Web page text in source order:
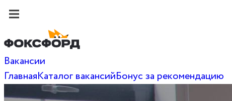
Вакансии
ГлавнаяКаталог вакансийБонус за рекомендацию